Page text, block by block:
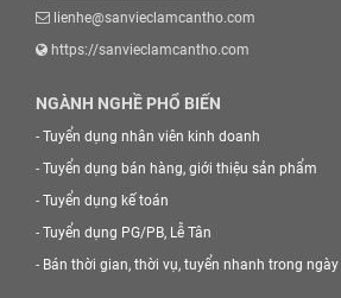
lienhe@sanvieclamcantho.com
https://sanvieclamcantho.com
NGÀNH NGHỀ PHỔ BIẾN
- Tuyển dụng nhân viên kinh doanh
- Tuyển dụng bán hàng, giới thiệu sản phẩm
- Tuyển dụng kế toán
- Tuyển dụng PG/PB, Lễ Tân
- Bán thời gian, thời vụ, tuyển nhanh trong ngày